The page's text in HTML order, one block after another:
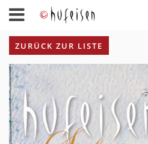
ZURÜCK ZUR LISTE